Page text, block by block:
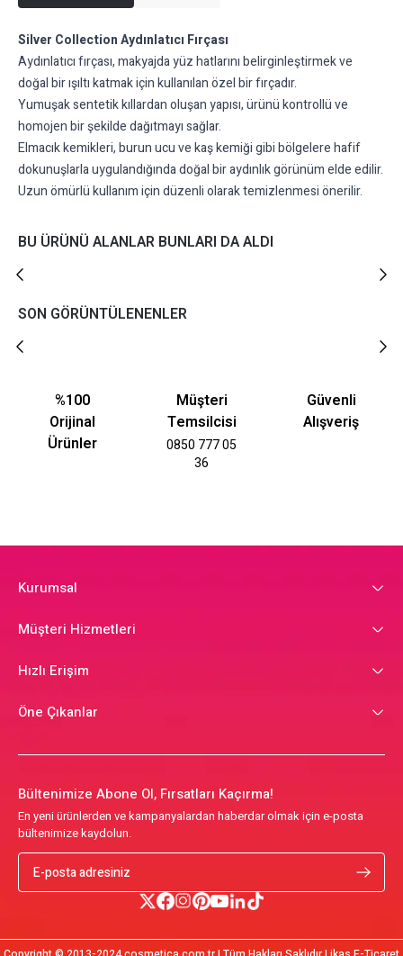
Silver Collection Aydınlatıcı Fırçası
Aydınlatıcı fırçası, makyajda yüz hatlarını belirginleştirmek ve
doğal bir ışıltı katmak için kullanılan özel bir fırçadır.
Yumuşak sentetik kıllardan oluşan yapısı, ürünü kontrollü ve
homojen bir şekilde dağıtmayı sağlar.
Elmacık kemikleri, burun ucu ve kaş kemiği gibi bölgelere hafif
dokunuşlarla uygulandığında doğal bir aydınlık görünüm elde edilir.
Uzun ömürlü kullanım için düzenli olarak temizlenmesi önerilir.
BU ÜRÜNÜ ALANLAR BUNLARI DA ALDI
SON GÖRÜNTÜLENENLER
%100
Orijinal
Ürünler
Müşteri
Temsilcisi
0850 777 05
36
Güvenli
Alışveriş
Kurumsal
Müşteri Hizmetleri
Hızlı Erişim
Öne Çıkanlar
Bültenimize Abone Ol, Fırsatları Kaçırma!
En yeni ürünlerden ve kampanyalardan haberdar olmak için e-posta
bültenimize kaydolun.